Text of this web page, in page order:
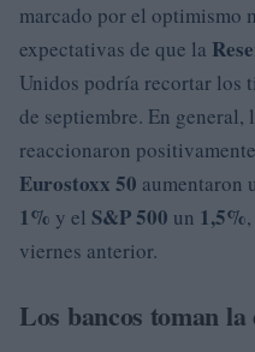
marcado por el optimismo
expectativas de que la
Unidos podría recortar los
de septiembre. En general,
reaccionaron
Eurostoxx 50 aumentaron
1% y el S&P 500 un 1,5%
viernes anterior.
Los bancos toman